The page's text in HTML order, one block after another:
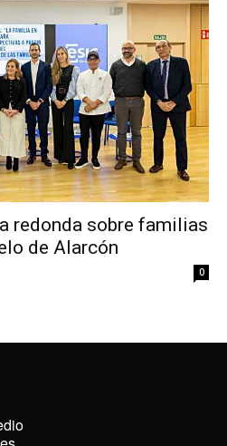
redonda sobre familias
de Alarcón
0